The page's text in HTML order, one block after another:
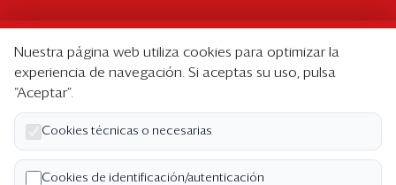
Suscripción individual
Paquetes corporativos
Edición Impresa
Nosotros
Nuestra página web utiliza cookies para optimizar la
experiencia de navegación. Si aceptas su uso, pulsa
“Aceptar”.
Cookies técnicas o necesarias
Cookies de identificación/autenticación